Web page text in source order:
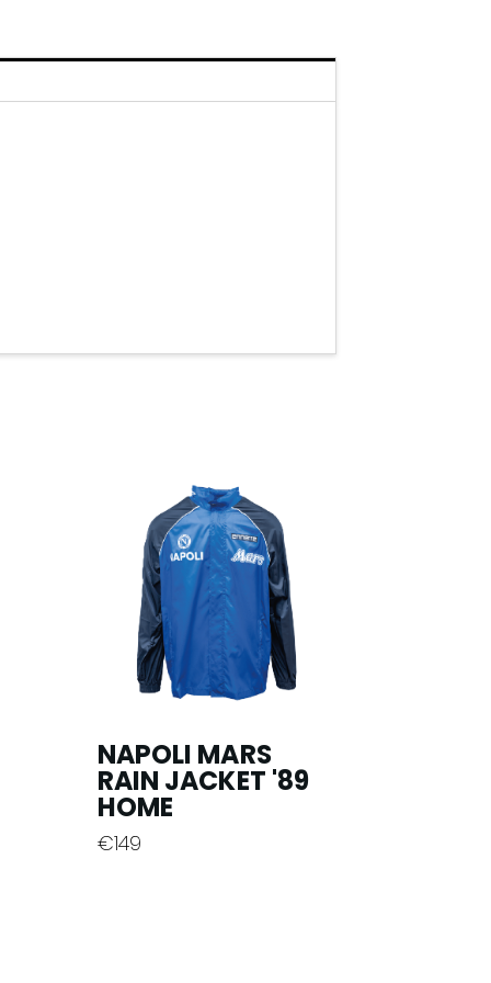
NAPOLI MARS
RAIN JACKET '89
HOME
€149